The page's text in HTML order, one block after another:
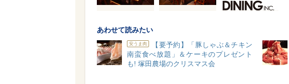
あわせて読みたい
安うま肉
【要予約】「豚しゃぶ＆チキン
南蛮食べ放題」＆ケーキのプレゼント
も! 塚田農場のクリスマス会